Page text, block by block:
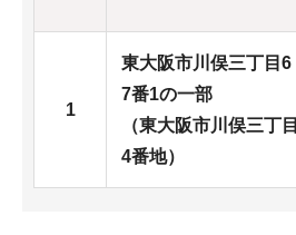
1
東大阪市川俣三丁目6
7番1の一部
（東大阪市川俣三丁目
4番地）